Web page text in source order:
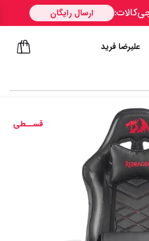
علیرضا فرید
قســطی